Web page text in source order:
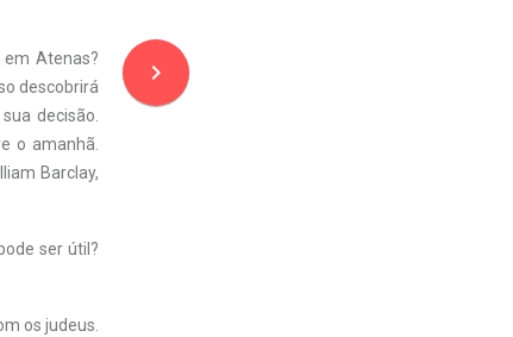
em Atenas?
descobrirá
decisão.
o amanhã.
Barclay,
ser útil?
os judeus.
navigate_next